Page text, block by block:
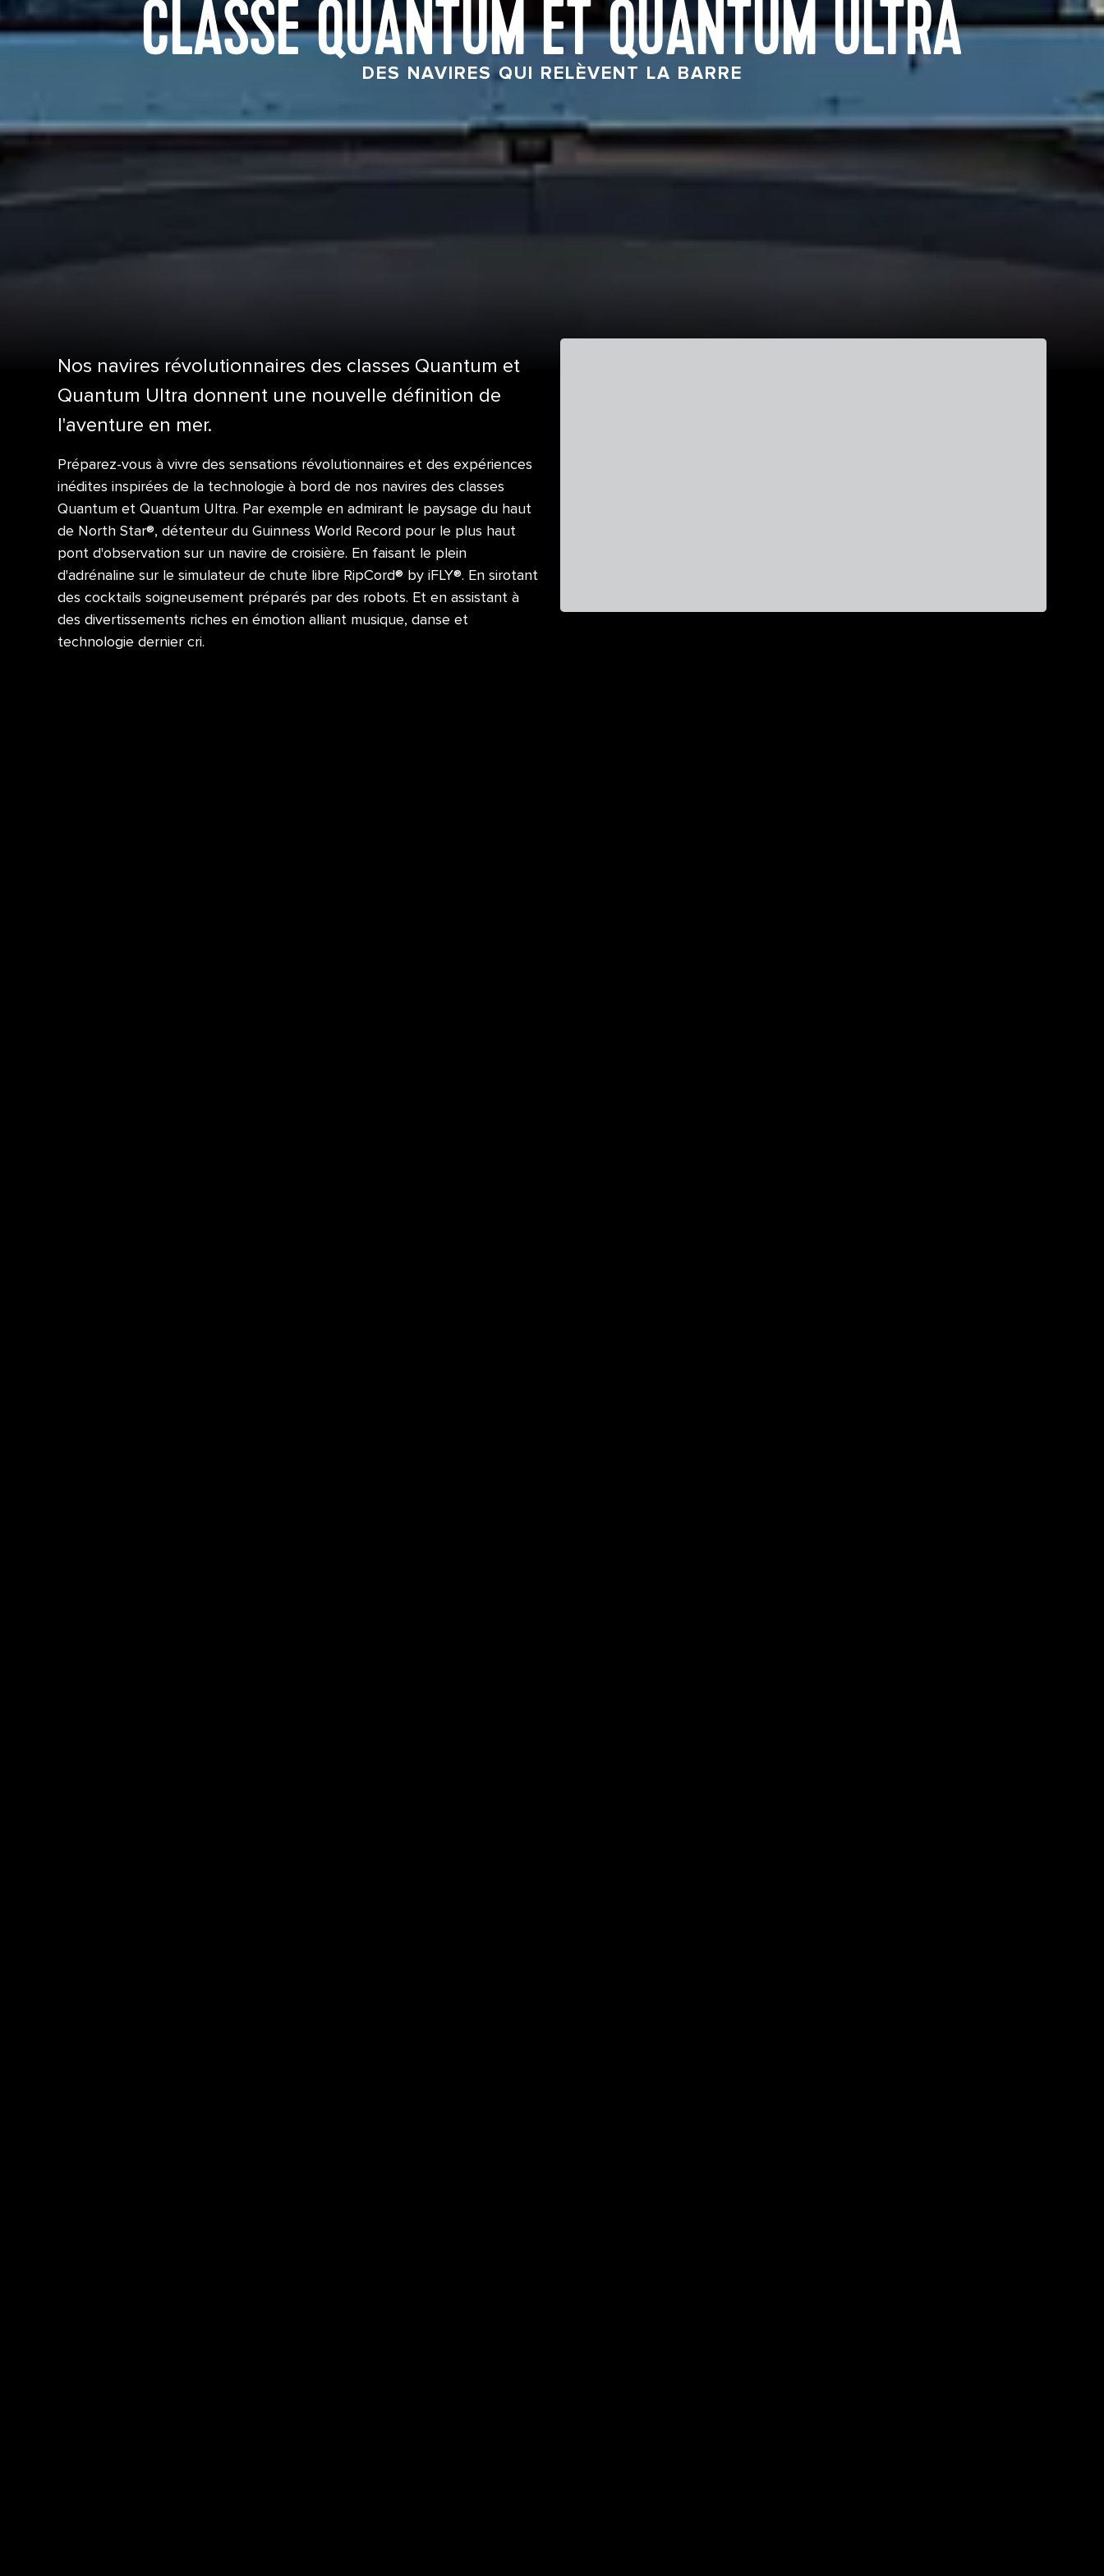
CLASSE QUANTUM ET QUANTUM ULTRA
DES NAVIRES QUI RELÈVENT LA BARRE
Nos navires révolutionnaires des classes Quantum et
Quantum Ultra donnent une nouvelle définition de
l'aventure en mer.
Préparez-vous à vivre des sensations révolutionnaires et des expériences
inédites inspirées de la technologie à bord de nos navires des classes
Quantum et Quantum Ultra. Par exemple en admirant le paysage du haut
de North Star®, détenteur du Guinness World Record pour le plus haut
pont d'observation sur un navire de croisière. En faisant le plein
d'adrénaline sur le simulateur de chute libre RipCord® by iFLY®. En sirotant
des cocktails soigneusement préparés par des robots. Et en assistant à
des divertissements riches en émotion alliant musique, danse et
technologie dernier cri.